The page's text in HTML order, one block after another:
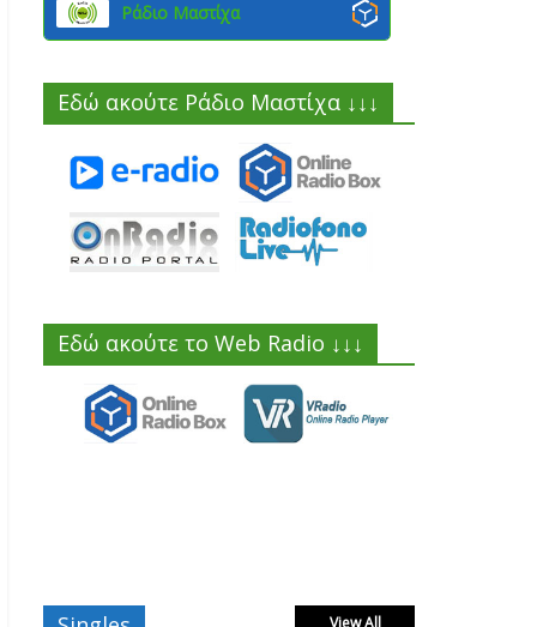
Ράδιο Μαστίχα
Εδώ ακούτε Ράδιο Μαστίχα ↓↓↓
Εδώ ακούτε το Web Radio ↓↓↓
View All